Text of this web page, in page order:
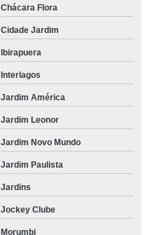
Chácara Flora
Cidade Jardim
Ibirapuera
Interlagos
Jardim América
Jardim Leonor
Jardim Novo Mundo
Jardim Paulista
Jardins
Jockey Clube
Morumbi